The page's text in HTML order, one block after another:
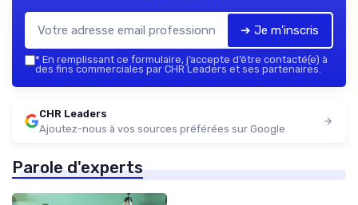
➔ Je m'inscris
* En remplissant ce formulaire, j’accepte d’être contacté(e) à
des fins commerciales par CHR Leaders et ses partenaires.
CHR Leaders
Ajoutez-nous à vos sources préférées sur Google
Parole d'experts